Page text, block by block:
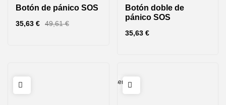
Botón de pánico SOS
49,61€
35,63 €
Botón doble de
pánico SOS
35,63 €
Reserva